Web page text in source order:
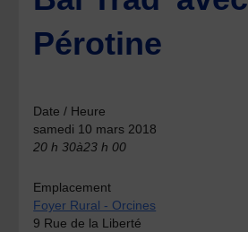
Pérotine
Date / Heure
samedi 10 mars 2018
20 h 30à23 h 00
Emplacement
Foyer Rural - Orcines
9 Rue de la Liberté